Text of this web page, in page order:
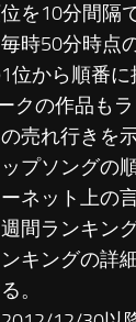
を10分間隔
時50分時点
位から順番に
ークの作品
の売れ行きを
プソングの
ネット上の
間ランキン
キングの詳
。